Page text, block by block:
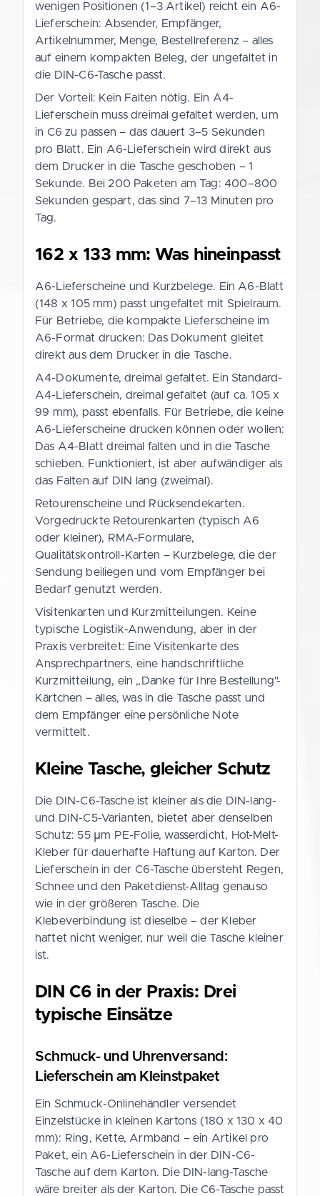
wenigen Positionen (1–3 Artikel) reicht ein A6-
Lieferschein: Absender, Empfänger,
Artikelnummer, Menge, Bestellreferenz – alles
auf einem kompakten Beleg, der ungefaltet in
die DIN-C6-Tasche passt.
Der Vorteil: Kein Falten nötig. Ein A4-
Lieferschein muss dreimal gefaltet werden, um
in C6 zu passen – das dauert 3–5 Sekunden
pro Blatt. Ein A6-Lieferschein wird direkt aus
dem Drucker in die Tasche geschoben – 1
Sekunde. Bei 200 Paketen am Tag: 400–800
Sekunden gespart, das sind 7–13 Minuten pro
Tag.
162 x 133 mm: Was hineinpasst
A6-Lieferscheine und Kurzbelege. Ein A6-Blatt
(148 x 105 mm) passt ungefaltet mit Spielraum.
Für Betriebe, die kompakte Lieferscheine im
A6-Format drucken: Das Dokument gleitet
direkt aus dem Drucker in die Tasche.
A4-Dokumente, dreimal gefaltet. Ein Standard-
A4-Lieferschein, dreimal gefaltet (auf ca. 105 x
99 mm), passt ebenfalls. Für Betriebe, die keine
A6-Lieferscheine drucken können oder wollen:
Das A4-Blatt dreimal falten und in die Tasche
schieben. Funktioniert, ist aber aufwändiger als
das Falten auf DIN lang (zweimal).
Retourenscheine und Rücksendekarten.
Vorgedruckte Retourenkarten (typisch A6
oder kleiner), RMA-Formulare,
Qualitätskontroll-Karten – Kurzbelege, die der
Sendung beiliegen und vom Empfänger bei
Bedarf genutzt werden.
Visitenkarten und Kurzmitteilungen. Keine
typische Logistik-Anwendung, aber in der
Praxis verbreitet: Eine Visitenkarte des
Ansprechpartners, eine handschriftliche
Kurzmitteilung, ein „Danke für Ihre Bestellung"-
Kärtchen – alles, was in die Tasche passt und
dem Empfänger eine persönliche Note
vermittelt.
Kleine Tasche, gleicher Schutz
Die DIN-C6-Tasche ist kleiner als die DIN-lang-
und DIN-C5-Varianten, bietet aber denselben
Schutz: 55 µm PE-Folie, wasserdicht, Hot-Melt-
Kleber für dauerhafte Haftung auf Karton. Der
Lieferschein in der C6-Tasche übersteht Regen,
Schnee und den Paketdienst-Alltag genauso
wie in der größeren Tasche. Die
Klebeverbindung ist dieselbe – der Kleber
haftet nicht weniger, nur weil die Tasche kleiner
ist.
DIN C6 in der Praxis: Drei
typische Einsätze
Schmuck- und Uhrenversand:
Lieferschein am Kleinstpaket
Ein Schmuck-Onlinehändler versendet
Einzelstücke in kleinen Kartons (180 x 130 x 40
mm): Ring, Kette, Armband – ein Artikel pro
Paket, ein A6-Lieferschein in der DIN-C6-
Tasche auf dem Karton. Die DIN-lang-Tasche
wäre breiter als der Karton. Die C6-Tasche passt